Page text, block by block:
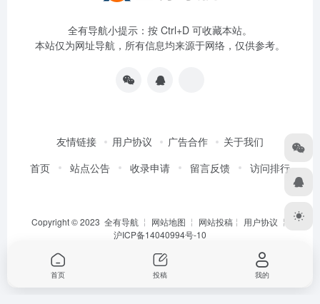
全有导航小提示：按 Ctrl+D 可收藏本站。
本站仅为网址导航，所有信息均来源于网络，仅供参考。
友情链接 用户协议 广告合作
关于我们
首页
站点公告 收录申请 留言反馈 访问排行
Copyright © 2023 全有导航 ╎ 网站地图 ╎ 网站投稿 ╎ 用户协议 ╎
沪ICP备14040994号-10
首页 投稿 我的